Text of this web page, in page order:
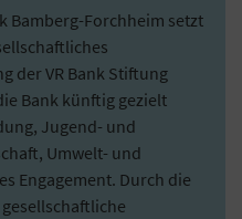
Bamberg-Forchheim setzt
der VR Bank Stiftung
Bank künftig gezielt
Jugend- und
Umwelt- und
Engagement. Durch die